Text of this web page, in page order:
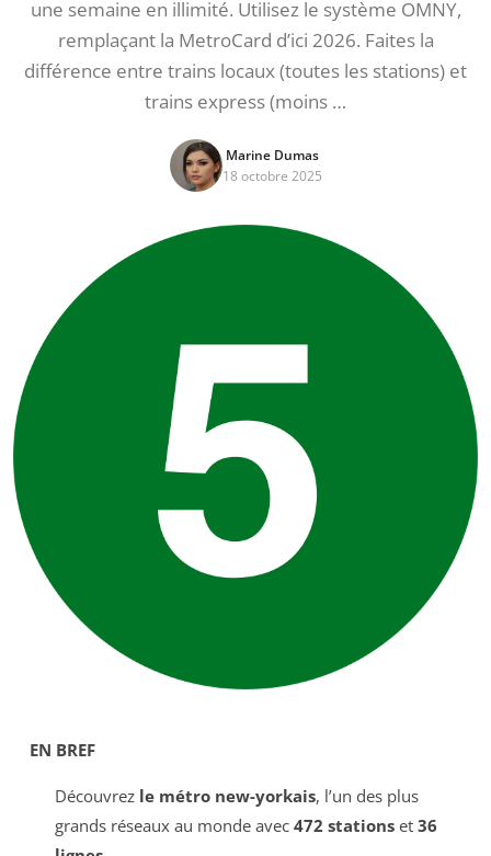
une semaine en illimité. Utilisez le système OMNY,
remplaçant la MetroCard d’ici 2026. Faites la
différence entre trains locaux (toutes les stations) et
trains express (moins …
Marine Dumas
18 octobre 2025
EN BREF
Découvrez le métro new-yorkais, l’un des plus
grands réseaux au monde avec 472 stationset 36